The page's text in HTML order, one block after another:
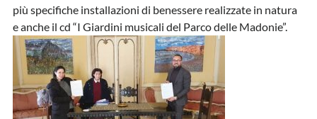
più specifiche installazioni di benessere realizzate in natura
e anche il cd “I Giardini musicali del Parco delle Madonie”.